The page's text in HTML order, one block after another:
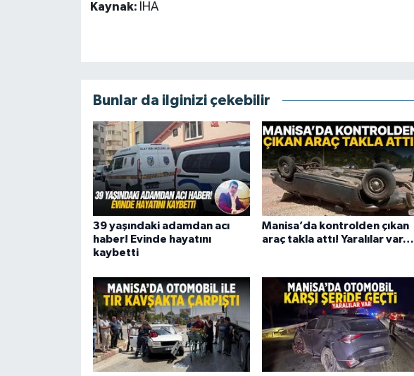
Kaynak: İHA
Bunlar da ilginizi çekebilir
39 yaşındaki adamdan acı
haber! Evinde hayatını
kaybetti
Manisa’da kontrolden çıkan
araç takla attı! Yaralılar var…